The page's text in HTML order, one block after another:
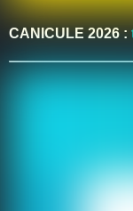
CANICULE 2026 :